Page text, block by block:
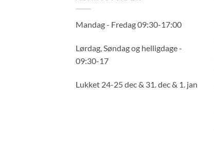
Mandag - Fredag 09:30-17:00
Lørdag, Søndag og helligdage -
09:30-17
Lukket 24-25 dec & 31. dec & 1. jan